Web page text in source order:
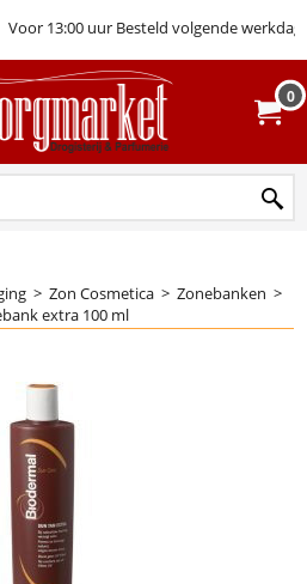
Voor 13:00 uur Besteld volgende werkdag
0
> Zon Cosmetica > Zonebanken >
extra 100 ml